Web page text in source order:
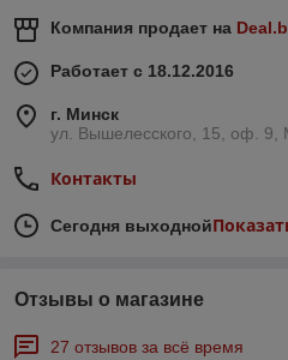
Компания продает на
Работает с 18.12.2016
г. Минск
ул. Вышелесского, 15, оф. 9,
Контакты
Сегодня выходной
Отзывы о магазине
27 отзывов за всё время